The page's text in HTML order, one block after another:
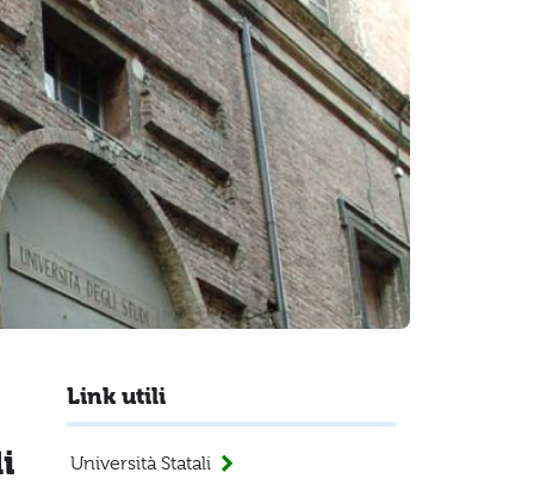
Link utili
Università Statali